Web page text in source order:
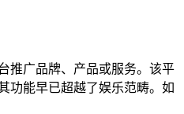
推广品牌、产品或服务。该平
功能早已超越了娱乐范畴。如